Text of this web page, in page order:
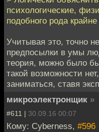
психологические,
подобного рода
Учитывая это, точно
предпосылки в умы
теория, можно было бы
такой возможности
заниматься, ставя
микроэлектронщик »
#611 | 30.09.16 00:07
Кому: Cyberness, #596